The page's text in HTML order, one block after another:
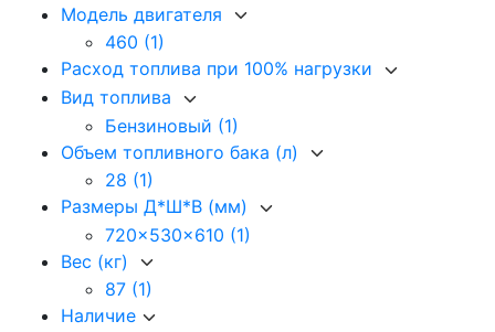
Модель двигателя
460 (1)
Расход топлива при 100% нагрузки
Вид топлива
Бензиновый (1)
Объем топливного бака (л)
28 (1)
Размеры Д*Ш*В (мм)
720x530x610 (1)
Вес (кг)
87 (1)
Наличие